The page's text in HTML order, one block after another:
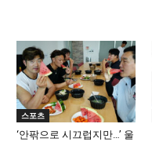
스포츠
‘안팎으로 시끄럽지만…’ 울